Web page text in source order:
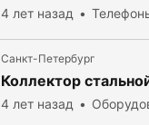
4 лет назад
Санкт-Петербург
Коллектор
4 лет назад